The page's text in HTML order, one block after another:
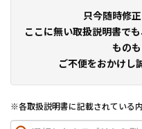
只今随時修
ここに無い取扱説明書で
もの
ご不便をおかけし
※各取扱説明書に記載されている